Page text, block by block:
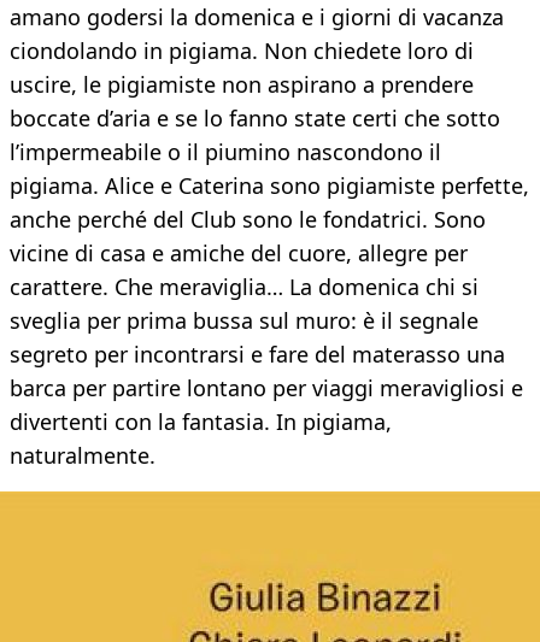
amano godersi la domenica e i giorni di vacanza
ciondolando in pigiama. Non chiedete loro di
uscire, le pigiamiste non aspirano a prendere
boccate d’aria e se lo fanno state certi che sotto
l’impermeabile o il piumino nascondono il
pigiama. Alice e Caterina sono pigiamiste perfette,
anche perché del Club sono le fondatrici. Sono
vicine di casa e amiche del cuore, allegre per
carattere. Che meraviglia… La domenica chi si
sveglia per prima bussa sul muro: è il segnale
segreto per incontrarsi e fare del materasso una
barca per partire lontano per viaggi meravigliosi e
divertenti con la fantasia. In pigiama,
naturalmente.